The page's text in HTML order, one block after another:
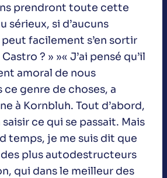
prendront toute cette
sérieux, si d’aucuns
peut facilement s’en sortir
? » »« J’ai pensé qu’il
amoral de nous
genre de choses, a
à Kornbluh. Tout d’abord,
saisir ce qui se passait. Mais
temps, je me suis dit que
plus autodestructeurs
qui dans le meilleur des